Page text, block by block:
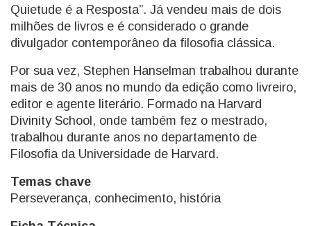
Quietude é a Resposta”. Já vendeu mais de dois
milhões de livros e é considerado o grande
divulgador contemporâneo da filosofia clássica.
Por sua vez, Stephen Hanselman trabalhou durante
mais de 30 anos no mundo da edição como livreiro,
editor e agente literário. Formado na Harvard
Divinity School, onde também fez o mestrado,
trabalhou durante anos no departamento de
Filosofia da Universidade de Harvard.
Temas chave
Perseverança, conhecimento, história